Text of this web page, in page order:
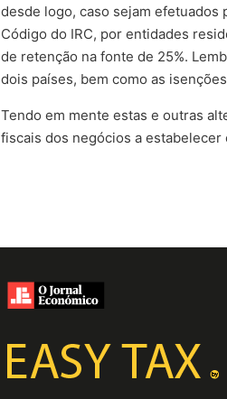
desde logo, caso sejam
Código do IRC, por entidades
de retenção na fonte de 25%.
dois países, bem como as
Tendo em mente estas e outras
fiscais dos negócios a